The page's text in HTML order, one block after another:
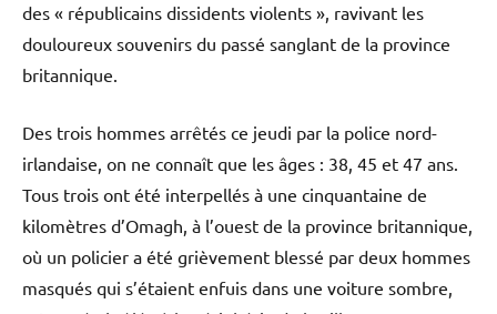
des « républicains dissidents violents », ravivant les
douloureux souvenirs du passé sanglant de la province
britannique.
Des trois hommes arrêtés ce jeudi par la police nord-
irlandaise, on ne connaît que les âges : 38, 45 et 47 ans.
Tous trois ont été interpellés à une cinquantaine de
kilomètres d’Omagh, à l’ouest de la province britannique,
où un policier a été grièvement blessé par deux hommes
masqués qui s’étaient enfuis dans une voiture sombre,